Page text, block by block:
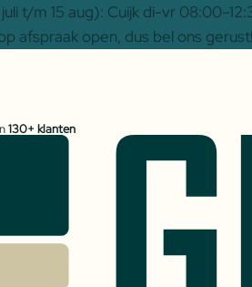
t/m 15 aug): Cuijk di-vr
afspraak open, dus bel ons gerust!
130+ klanten